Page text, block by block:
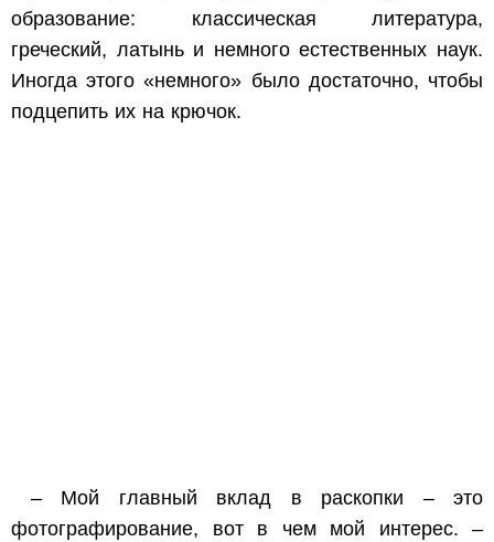
образование: классическая литература,
греческий, латынь и немного естественных наук.
Иногда этого «немного» было достаточно, чтобы
подцепить их на крючок.
– Мой главный вклад в раскопки – это
фотографирование, вот в чем мой интерес. –